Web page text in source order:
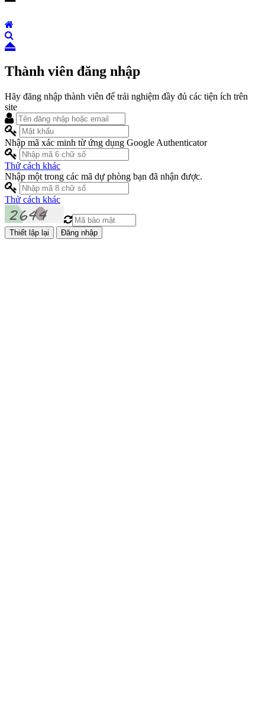
Thành viên đăng nhập
Hãy đăng nhập thành viên để trải nghiệm đầy đủ các tiện ích trên
site
Nhập mã xác minh từ ứng dụng Google Authenticator
Thử cách khác
Nhập một trong các mã dự phòng bạn đã nhận được.
Thử cách khác
Đăng nhập